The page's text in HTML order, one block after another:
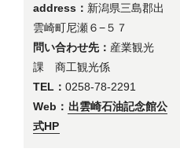
address： 新潟県三島郡出
雲崎町尼瀬６−５７
問い合わせ先： 産業観光
課 商工観光係
TEL： 0258-78-2291
Web： 出雲崎石油記念館公
式HP